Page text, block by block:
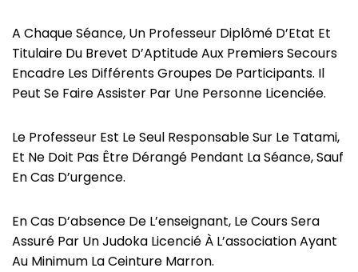
A Chaque Séance, Un Professeur Diplômé D’Etat Et
Titulaire Du Brevet D’Aptitude Aux Premiers Secours
Encadre Les Différents Groupes De Participants. Il
Peut Se Faire Assister Par Une Personne Licenciée.
Le Professeur Est Le Seul Responsable Sur Le Tatami,
Et Ne Doit Pas Être Dérangé Pendant La Séance, Sauf
En Cas D’urgence.
En Cas D’absence De L’enseignant, Le Cours Sera
Assuré Par Un Judoka Licencié À L’association Ayant
Au Minimum La Ceinture Marron.